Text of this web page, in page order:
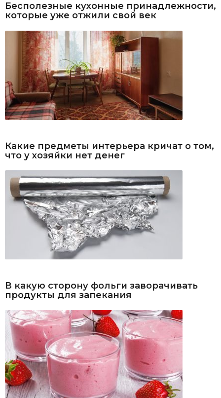
Бесполезные кухонные принадлежности,
которые уже отжили свой век
Какие предметы интерьера кричат о том,
что у хозяйки нет денег
В какую сторону фольги заворачивать
продукты для запекания